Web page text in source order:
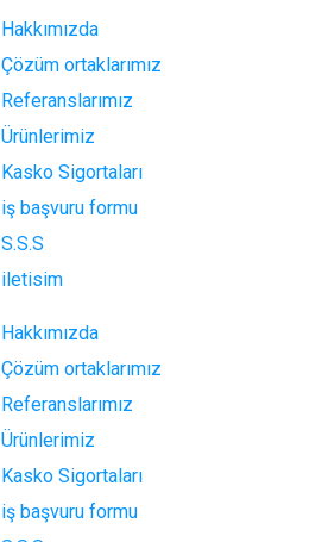
Hakkımızda
Çözüm ortaklarımız
Referanslarımız
Ürünlerimiz
Kasko Sigortaları
iş başvuru formu
S.S.S
iletisim
Hakkımızda
Çözüm ortaklarımız
Referanslarımız
Ürünlerimiz
Kasko Sigortaları
iş başvuru formu